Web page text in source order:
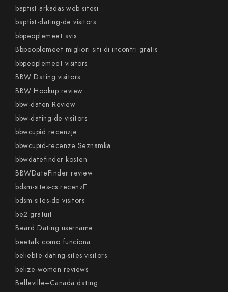
baptist-arkadas web sitesi
baptist-dating-de visitors
bbpeoplemeet avis
Bbpeoplemeet migliori siti di incontri gratis
bbpeoplemeet visitors
BBW Dating visitors
BBW Hookup review
bbw-daten Review
bbw-dating-de visitors
bbwcupid recenzje
bbwcupid-recenze Seznamka
bbwdatefinder kosten
BBWDateFinder review
bdsm-sites-cs recenzГ­
bdsm-sites-de visitors
be2 gratuit
Beard Dating username
beetalk como funciona
beliebte-dating-sites visitors
belize-women reviews
Belleville+Canada dating